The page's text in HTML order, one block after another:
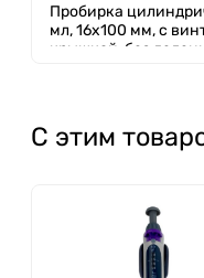
Пробирка
мл, 16х100 мм, с
крышкой, без
С этим